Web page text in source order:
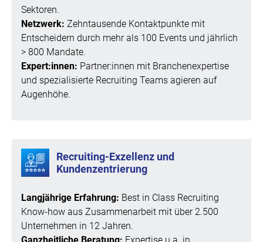
Sektoren.
Netzwerk: Zehntausende Kontaktpunkte mit
Entscheidern durch mehr als 100 Events und jährlich
> 800 Mandate.
Expert:innen: Partner:innen mit Branchenexpertise
und spezialisierte Recruiting Teams agieren auf
Augenhöhe.
Recruiting-Exzellenz und
Kundenzentrierung
Langjährige Erfahrung: Best in Class Recruiting
Know-how aus Zusammenarbeit mit über 2.500
Unternehmen in 12 Jahren.
Ganzheitliche Beratung: Expertise u.a. in